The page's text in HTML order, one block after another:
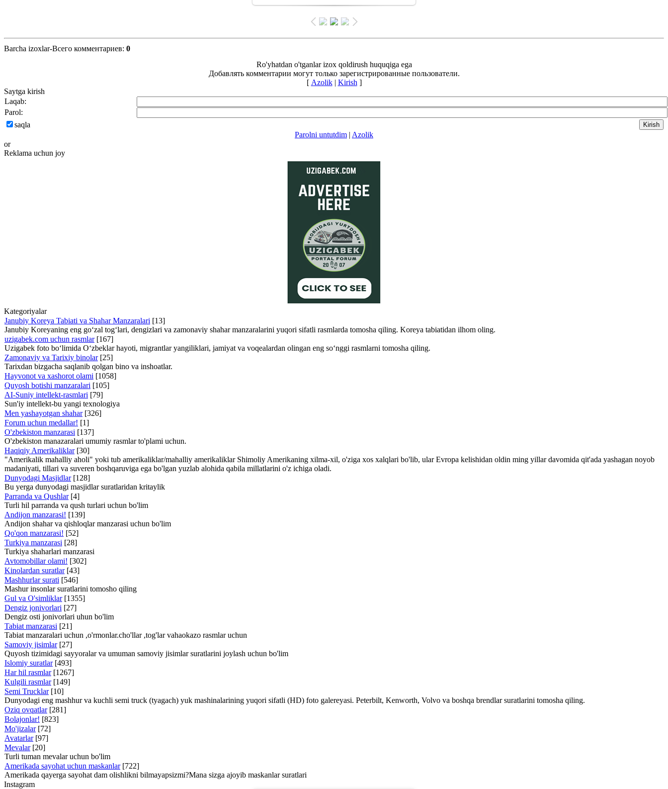
Barcha izoxlar-Всего комментариев: 0
Ro'yhatdan o'tganlar izox qoldirush huquqiga ega
Добавлять комментарии могут только зарегистрированные пользователи.
[ Azolik| Kirish ]
Saytga kirish
Laqab:
Parol:
saqla
Parolni untutdim | Azolik
or
Reklama uchun joy
Kategoriyalar
Janubiy Koreya Tabiati va Shahar Manzaralari [13]
Janubiy Koreyaning eng go‘zal tog‘lari, dengizlari va zamonaviy shahar manzaralarini yuqori sifatli rasmlarda tomosha qiling. Koreya tabiatidan ilhom oling.
uzigabek.com uchun rasmlar [167]
Uzigabek foto bo‘limida O‘zbeklar hayoti, migrantlar yangiliklari, jamiyat va voqealardan olingan eng so‘nggi rasmlarni tomosha qiling.
Zamonaviy va Tarixiy binolar [25]
Tarixdan bizgacha saqlanib qolgan bino va inshoatlar.
Hayvonot va xashorot olami [1058]
Quyosh botishi manzaralari [105]
AI-Suniy intellekt-rasmlari [79]
Sun'iy intellekt-bu yangi texnologiya
Men yashayotgan shahar [326]
Forum uchun medallar! [1]
O'zbekiston manzarasi [137]
O'zbekiston manazaralari umumiy rasmlar to'plami uchun.
Haqiqiy Amerikaliklar [30]
"Amerikalik mahalliy aholi" yoki tub amerikaliklar/mahalliy amerikaliklar Shimoliy Amerikaning xilma-xil, o'ziga xos xalqlari bo'lib, ular Evropa kelishidan oldin ming yillar davomida qit'ada yashagan noyob
madaniyati, tillari va suveren boshqaruviga ega bo'lgan yuzlab alohida qabila millatlarini o'z ichiga oladi.
Dunyodagi Masjidlar [128]
Bu yerga dunyodagi masjidlar suratlaridan kritaylik
Parranda va Qushlar [4]
Turli hil parranda va qush turlari uchun bo'lim
Andijon manzarasi! [139]
Andijon shahar va qishloqlar manzarasi uchun bo'lim
Qo'qon manzarasi! [52]
Turkiya manzarasi [28]
Turkiya shaharlari manzarasi
Avtomobillar olami! [302]
Kinolardan suratlar [43]
Mashhurlar surati [546]
Mashur insonlar suratlarini tomosho qiling
Gul va O'simliklar [1355]
Dengiz jonivorlari [27]
Dengiz osti jonivorlari uhun bo'lim
Tabiat manzarasi [21]
Tabiat manzaralari uchun ,o'rmonlar.cho'llar ,tog'lar vahaokazo rasmlar uchun
Samoviy jisimlar [27]
Quyosh tizimidagi sayyoralar va umuman samoviy jisimlar suratlarini joylash uchun bo'lim
Islomiy suratlar [493]
Har hil rasmlar [1267]
Kulgili rasmlar [149]
Semi Trucklar [10]
Dunyodagi eng mashhur va kuchli semi truck (tyagach) yuk mashinalarining yuqori sifatli (HD) foto galereyasi. Peterbilt, Kenworth, Volvo va boshqa brendlar suratlarini tomosha qiling.
Oziq ovqatlar [281]
Bolajonlar! [823]
Mo'jizalar [72]
Avatarlar [97]
Mevalar [20]
Turli tuman mevalar uchun bo'lim
Amerikada sayohat uchun maskanlar [722]
Amerikada qayerga sayohat dam olishlikni bilmayapsizmi?Mana sizga ajoyib maskanlar suratlari
Instagram